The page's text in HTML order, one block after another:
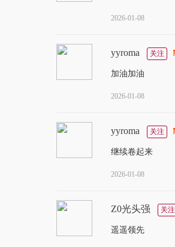
2026-01-08
yyroma 关注
加油加油
2026-01-08
yyroma 关注
继续卷起来
2026-01-08
Z0光头强 关注
遥遥领先